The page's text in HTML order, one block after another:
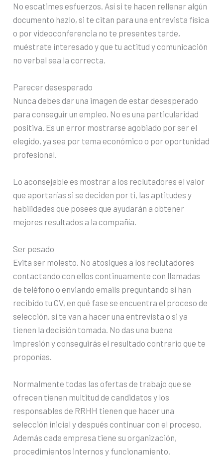
No escatimes esfuerzos. Así si te hacen rellenar algún
documento hazlo, si te citan para una entrevista física
o por videoconferencia no te presentes tarde,
muéstrate interesado y que tu actitud y comunicación
no verbal sea la correcta.
Parecer desesperado
Nunca debes dar una imagen de estar desesperado
para conseguir un empleo. No es una particularidad
positiva. Es un error mostrarse agobiado por ser el
elegido, ya sea por tema económico o por oportunidad
profesional.
Lo aconsejable es mostrar a los reclutadores el valor
que aportarías si se deciden por ti, las aptitudes y
habilidades que posees que ayudarán a obtener
mejores resultados a la compañía.
Ser pesado
Evita ser molesto. No atosigues a los reclutadores
contactando con ellos continuamente con llamadas
de teléfono o enviando emails preguntando si han
recibido tu CV, en qué fase se encuentra el proceso de
selección, si te van a hacer una entrevista o si ya
tienen la decisión tomada. No das una buena
impresión y conseguirás el resultado contrario que te
proponías.
Normalmente todas las ofertas de trabajo que se
ofrecen tienen multitud de candidatos y los
responsables de RRHH tienen que hacer una
selección inicial y después continuar con el proceso.
Además cada empresa tiene su organización,
procedimientos internos y funcionamiento.